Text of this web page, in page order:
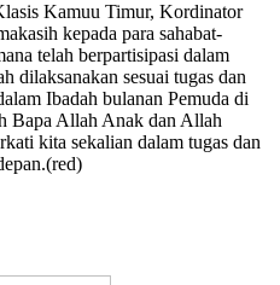
Kamuu Timur, Kordinator
kepada para sahabat-
telah berpartisipasi dalam
dilaksanakan sesuai tugas dan
Ibadah bulanan Pemuda di
Bapa Allah Anak dan Allah
kita sekalian dalam tugas dan